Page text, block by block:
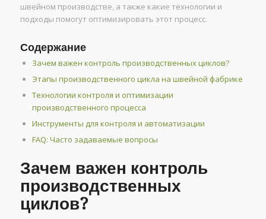
швейном производстве, а также какие технологии и
подходы помогут оптимизировать этот процесс.
Содержание
Зачем важен контроль производственных циклов?
Этапы производственного цикла на швейной фабрике
Технологии контроля и оптимизации
производственного процесса
Инструменты для контроля и автоматизации
FAQ: Часто задаваемые вопросы
Зачем важен контроль
производственных
циклов?